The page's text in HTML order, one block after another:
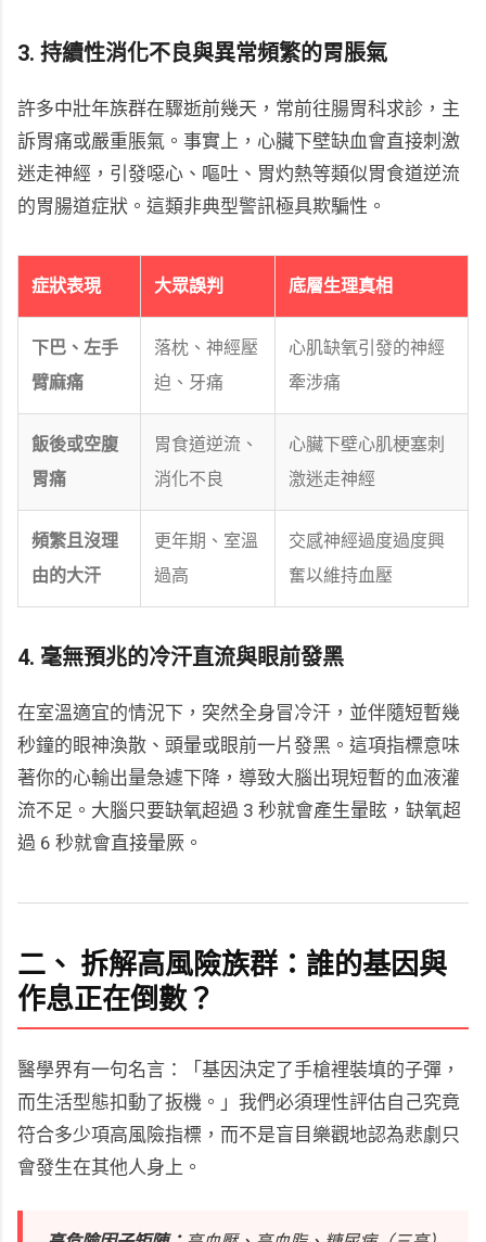
3. 持續性消化不良與異常頻繁的胃脹氣
許多中壯年族群在驟逝前幾天，常前往腸胃科求診，主
訴胃痛或嚴重脹氣。事實上，心臟下壁缺血會直接刺激
迷走神經，引發噁心、嘔吐、胃灼熱等類似胃食道逆流
的胃腸道症狀。這類非典型警訊極具欺騙性。
症狀表現 大眾誤判 底層生理真相
下巴、左手
臂麻痛
落枕、神經壓
迫、牙痛
心肌缺氧引發的神經
牽涉痛
飯後或空腹
胃痛
胃食道逆流、
消化不良
心臟下壁心肌梗塞刺
激迷走神經
頻繁且沒理
由的大汗
更年期、室溫
過高
交感神經過度過度興
奮以維持血壓
4. 毫無預兆的冷汗直流與眼前發黑
在室溫適宜的情況下，突然全身冒冷汗，並伴隨短暫幾
秒鐘的眼神渙散、頭暈或眼前一片發黑。這項指標意味
著你的心輸出量急遽下降，導致大腦出現短暫的血液灌
流不足。大腦只要缺氧超過 3 秒就會產生暈眩，缺氧超
過 6 秒就會直接暈厥。
二、 拆解高風險族群：誰的基因與
作息正在倒數？
醫學界有一句名言：「基因決定了手槍裡裝填的子彈，
而生活型態扣動了扳機。」我們必須理性評估自己究竟
符合多少項高風險指標，而不是盲目樂觀地認為悲劇只
會發生在其他人身上。